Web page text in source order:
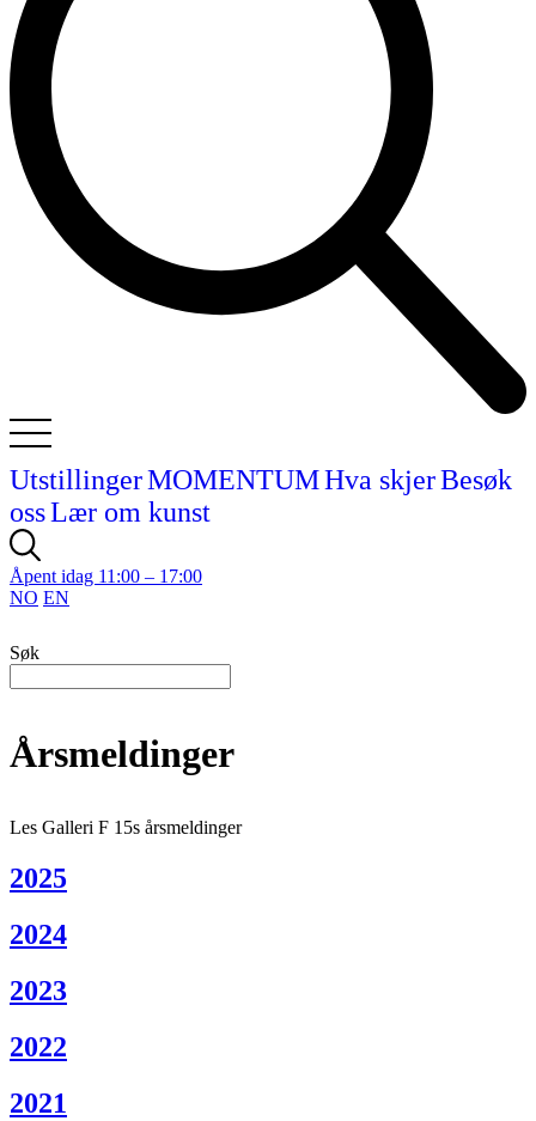
UtstillingerMOMENTUMHva skjerBesøk
ossLær om kunst
Åpent idag 11:00 – 17:00
NO EN
Søk
Årsmeldinger
Les Galleri F 15s årsmeldinger
2025
2024
2023
2022
2021